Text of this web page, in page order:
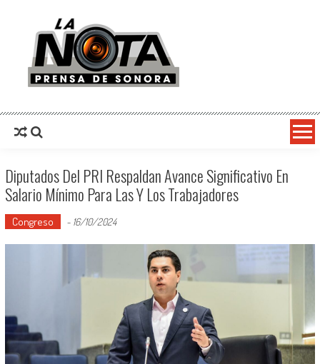
La Nota Prensa De Sonora
Diputados Del PRI Respaldan Avance Significativo En
Salario Mínimo Para Las Y Los Trabajadores
Congreso - 16/10/2024